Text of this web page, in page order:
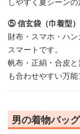
⑤ 信玄袋（巾着型）
財布・スマホ・ハ
スマートです。
帆布・正絹・合皮
も合わせやすい万能
男の着物バッ